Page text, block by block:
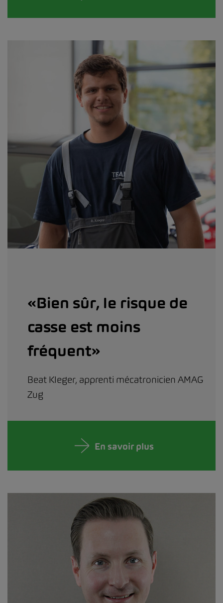
«Bien sûr, le risque de
casse est moins
fréquent»
Beat Kleger, apprenti mécatronicien AMAG
Zug
En savoir plus